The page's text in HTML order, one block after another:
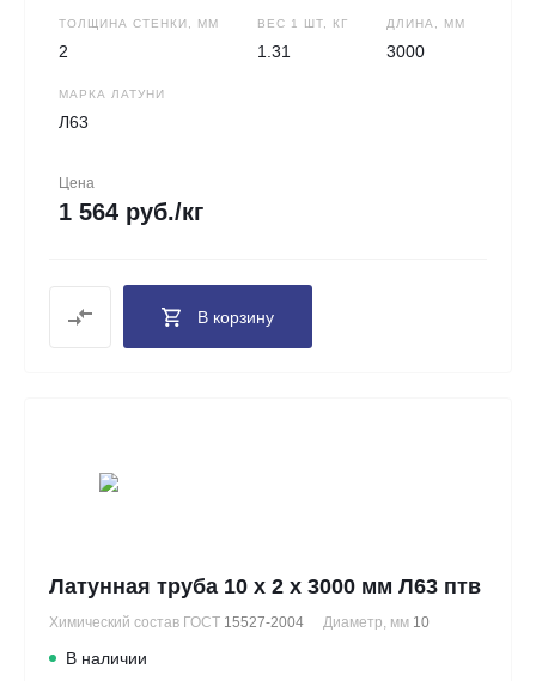
ТОЛЩИНА СТЕНКИ, ММ
2
ВЕС 1 ШТ, КГ
1.31
ДЛИНА, ММ
3000
МАРКА ЛАТУНИ
Л63
Цена
1 564 руб./кг
В корзину
Латунная труба 10 х 2 х 3000 мм Л63 птв
Химический состав ГОСТ 15527-2004 Диаметр, мм 10
В наличии